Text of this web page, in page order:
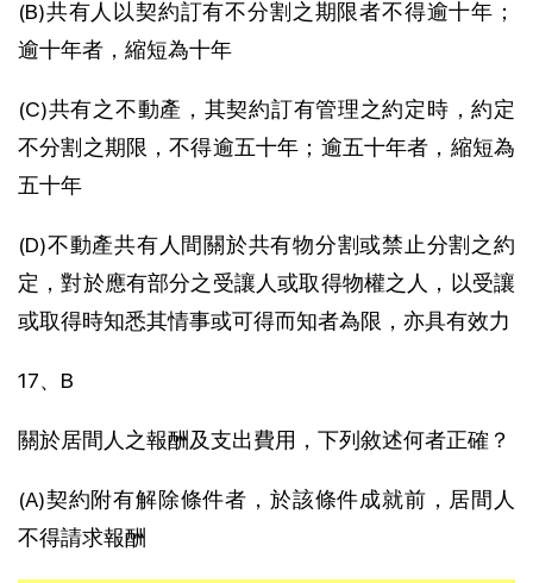
(B)共有人以契約訂有不分割之期限者不得逾十年；
逾十年者，縮短為十年
(C)共有之不動產，其契約訂有管理之約定時，約定
不分割之期限，不得逾五十年；逾五十年者，縮短為
五十年
(D)不動產共有人間關於共有物分割或禁止分割之約
定，對於應有部分之受讓人或取得物權之人，以受讓
或取得時知悉其情事或可得而知者為限，亦具有效力
17、B
關於居間人之報酬及支出費用，下列敘述何者正確？
(A)契約附有解除條件者，於該條件成就前，居間人
不得請求報酬